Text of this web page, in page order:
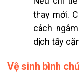
thay mới.
cách
dịch tẩy
Vệ sinh bình